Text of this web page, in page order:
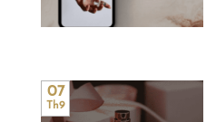
07
Th9